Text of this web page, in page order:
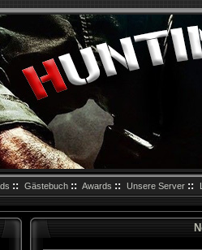
:: Gästebuch :: Awards :: Unsere Server ::